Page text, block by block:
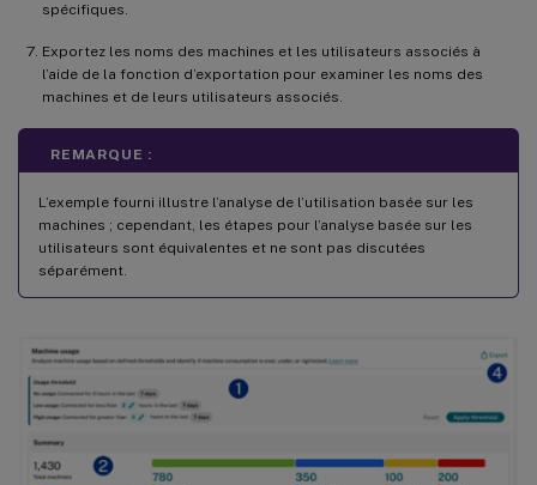
spécifiques.
Exportez les noms des machines et les utilisateurs associés à
l’aide de la fonction d’exportation pour examiner les noms des
machines et de leurs utilisateurs associés.
REMARQUE :
L’exemple fourni illustre l’analyse de l’utilisation basée sur les
machines ; cependant, les étapes pour l’analyse basée sur les
utilisateurs sont équivalentes et ne sont pas discutées
séparément.